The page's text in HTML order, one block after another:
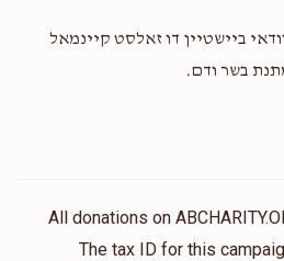
ביישטיין דו זאלסט קיינמאל
בשר ודם.
All donations on
The tax ID for this